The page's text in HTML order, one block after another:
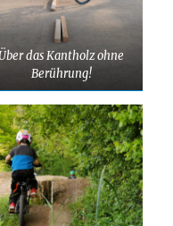
das Kantholz ohne
Berührung!